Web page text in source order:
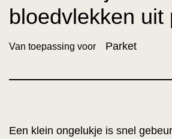
bloedvlekken uit
Van toepassing voor Parket
Een klein ongelukje is snel